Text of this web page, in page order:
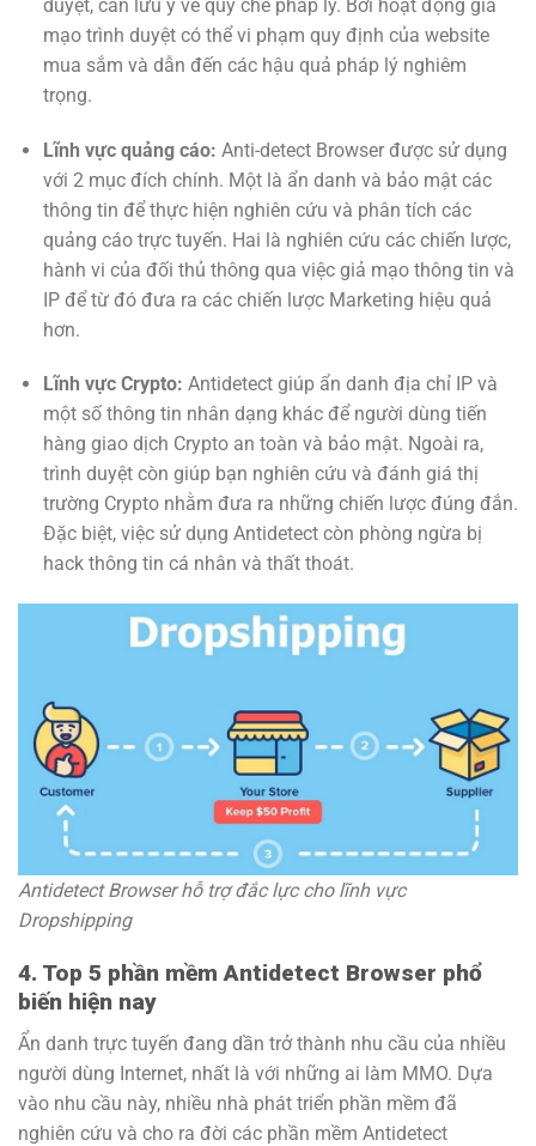
duyệt, cần lưu ý về quy chế pháp lý. Bởi hoạt động giả
mạo trình duyệt có thể vi phạm quy định của website
mua sắm và dẫn đến các hậu quả pháp lý nghiêm
trọng.
Lĩnh vực quảng cáo: Anti-detect Browser được sử dụng
với 2 mục đích chính. Một là ẩn danh và bảo mật các
thông tin để thực hiện nghiên cứu và phân tích các
quảng cáo trực tuyến. Hai là nghiên cứu các chiến lược,
hành vi của đối thủ thông qua việc giả mạo thông tin và
IP để từ đó đưa ra các chiến lược Marketing hiệu quả
hơn.
Lĩnh vực Crypto: Antidetect giúp ẩn danh địa chỉ IP và
một số thông tin nhân dạng khác để người dùng tiến
hàng giao dịch Crypto an toàn và bảo mật. Ngoài ra,
trình duyệt còn giúp bạn nghiên cứu và đánh giá thị
trường Crypto nhằm đưa ra những chiến lược đúng đắn.
Đặc biệt, việc sử dụng Antidetect còn phòng ngừa bị
hack thông tin cá nhân và thất thoát.
Antidetect Browser hỗ trợ đắc lực cho lĩnh vực
Dropshipping
4. Top 5 phần mềm Antidetect Browser phổ
biến hiện nay
Ẩn danh trực tuyến đang dần trở thành nhu cầu của nhiều
người dùng Internet, nhất là với những ai làm MMO. Dựa
vào nhu cầu này, nhiều nhà phát triển phần mềm đã
nghiên cứu và cho ra đời các phần mềm Antidetect